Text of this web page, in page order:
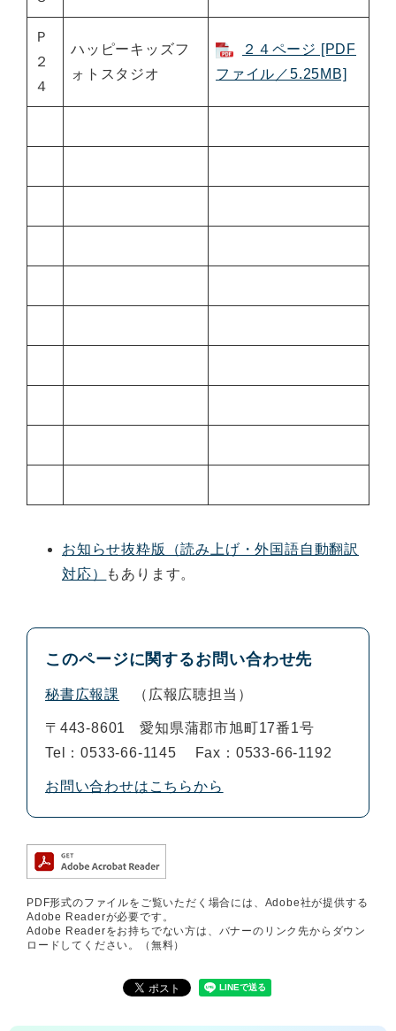
Ｐ
２
４
ハッピーキッズフ
ォトスタジオ
２４ページ [PDF
ファイル／5.25MB]
お知らせ抜粋版（読み上げ・外国語自動翻訳
対応）
もあります。
このページに関するお問い合わせ先
秘書広報課 広報広聴担当
〒443-8601
愛知県蒲郡市旭町17番1号
Tel：0533-66-1145
Fax：0533-66-1192
お問い合わせはこちらから
PDF形式のファイルをご覧いただく場合には、Adobe社が提供する
Adobe Readerが必要です。
Adobe Readerをお持ちでない方は、バナーのリンク先からダウン
ロードしてください。（無料）